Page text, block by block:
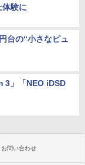
験に
台の“小さなピュ
3」「NEO iDSD
お問い合わせ